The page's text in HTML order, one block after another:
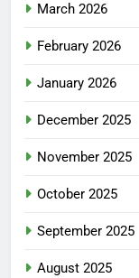
March 2026
February 2026
January 2026
December 2025
November 2025
October 2025
September 2025
August 2025